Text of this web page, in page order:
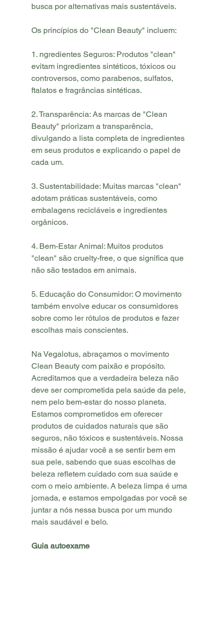
busca por alternativas mais sustentáveis.
Os princípios do "Clean Beauty" incluem:
1. ngredientes Seguros: Produtos "clean"
evitam ingredientes sintéticos, tóxicos ou
controversos, como parabenos, sulfatos,
ftalatos e fragrâncias sintéticas.
2. Transparência: As marcas de "Clean
Beauty" priorizam a transparência,
divulgando a lista completa de ingredientes
em seus produtos e explicando o papel de
cada um.
3. Sustentabilidade: Muitas marcas "clean"
adotam práticas sustentáveis, como
embalagens recicláveis e ingredientes
orgânicos.
4. Bem-Estar Animal: Muitos produtos
"clean" são cruelty-free, o que significa que
não são testados em animais.
5. Educação do Consumidor: O movimento
também envolve educar os consumidores
sobre como ler rótulos de produtos e fazer
escolhas mais conscientes.
Na Vegalotus, abraçamos o movimento
Clean Beauty com paixão e propósito.
Acreditamos que a verdadeira beleza não
deve ser comprometida pela saúde da pele,
nem pelo bem-estar do nosso planeta.
Estamos comprometidos em oferecer
produtos de cuidados naturais que são
seguros, não tóxicos e sustentáveis. Nossa
missão é ajudar você a se sentir bem em
sua pele, sabendo que suas escolhas de
beleza refletem cuidado com sua saúde e
com o meio ambiente. A beleza limpa é uma
jornada, e estamos empolgadas por você se
juntar a nós nessa busca por um mundo
mais saudável e belo.
Guia autoexame